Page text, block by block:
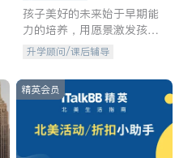
孩子美好的未来始于早期能
力的培养，用愿景激发孩子
的学习潜力和动力。理念：
拥有成长型心态是成功的基
石。
升学顾问/课后辅导
精英会员